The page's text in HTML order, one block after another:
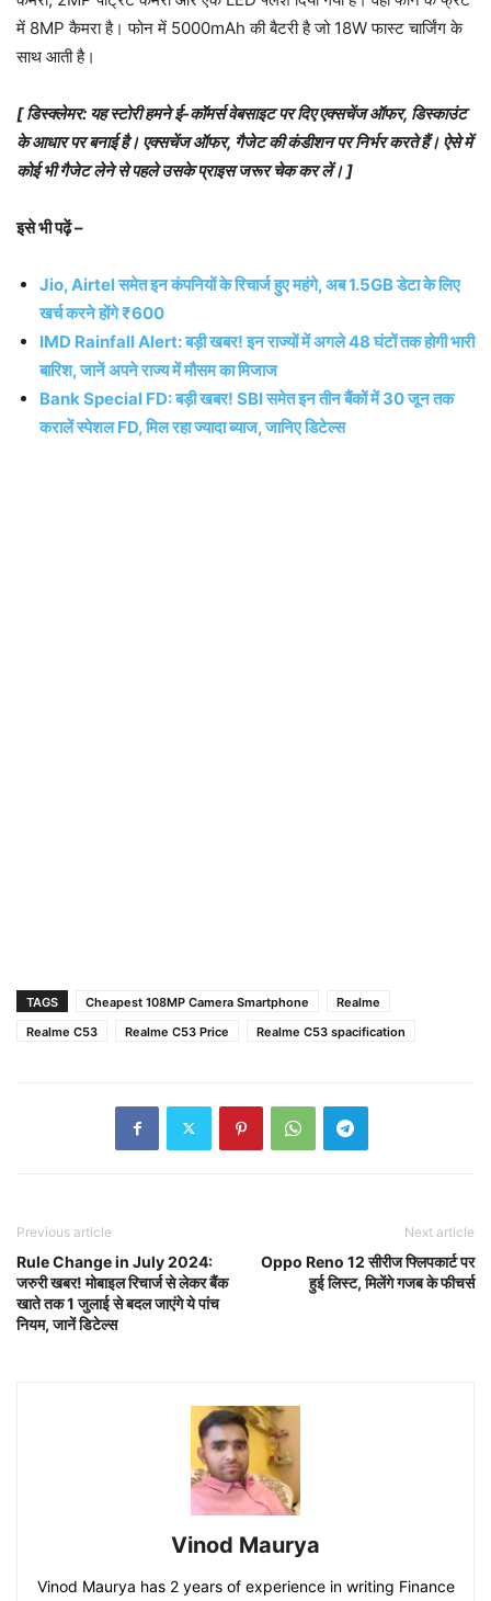
में 8MP कैमरा है। फोन में 5000mAh की बैटरी है जो 18W फास्ट चार्जिंग के
साथ आती है।
[ डिस्क्लेमर: यह स्टोरी हमने ई-कॉमर्स वेबसाइट पर दिए एक्सचेंज ऑफर, डिस्काउंट
के आधार पर बनाई है। एक्सचेंज ऑफर, गैजेट की कंडीशन पर निर्भर करते हैं। ऐसे में
कोई भी गैजेट लेने से पहले उसके प्राइस जरूर चेक कर लें। ]
इसे भी पढ़ें –
Jio, Airtel समेत इन कंपनियों के रिचार्ज हुए महंगे, अब 1.5GB डेटा के लिए
खर्च करने होंगे ₹600
IMD Rainfall Alert: बड़ी खबर! इन राज्यों में अगले 48 घंटों तक होगी भारी
बारिश, जानें अपने राज्य में मौसम का मिजाज
Bank Special FD: बड़ी खबर! SBI समेत इन तीन बैंकों में 30 जून तक
करालें स्पेशल FD, मिल रहा ज्यादा ब्याज, जानिए डिटेल्स
TAGS Cheapest 108MP Camera Smartphone
Realme
Realme C53
Realme C53 Price Realme C53 spacification
Previous article
Rule Change in July 2024:
जरुरी खबर! मोबाइल रिचार्ज से लेकर बैंक
खाते तक 1 जुलाई से बदल जाएंगे ये पांच
नियम, जानें डिटेल्स
Next article
Oppo Reno 12 सीरीज फ्लिपकार्ट पर
हुई लिस्ट, मिलेंगे गजब के फीचर्स
Vinod Maurya
Vinod Maurya has 2 years of experience in writing Finance